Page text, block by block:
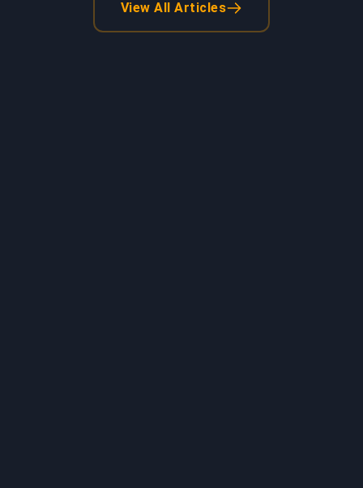
View All Articles